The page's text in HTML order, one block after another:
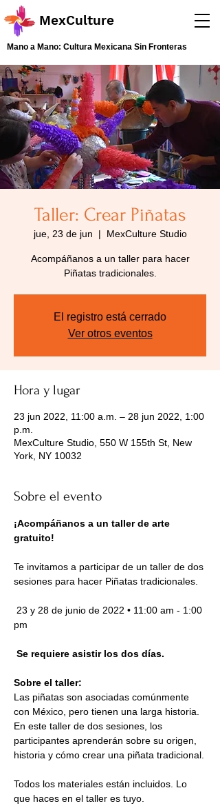
MexCulture
Mano a Mano: Cultura Mexicana Sin Fronteras
Taller: Crear Piñatas
jue, 23 de jun
  |
MexCulture Studio
Acompáñanos a un taller para hacer
Piñatas tradicionales.
El registro está cerrado
Ver otros eventos
Hora y lugar
23 jun 2022, 11:00 a.m. – 28 jun 2022, 1:00
p.m.
MexCulture Studio, 550 W 155th St, New
York, NY 10032
Sobre el evento
¡Acompáñanos a un taller de arte
gratuito!
Te invitamos a participar de un taller de dos
sesiones para hacer Piñatas tradicionales.
pm
Se requiere asistir los dos días.
Sobre el taller:
Las piñatas son asociadas comúnmente
con México, pero tienen una larga historia.
En este taller de dos sesiones, los
participantes aprenderán sobre su origen,
historia y cómo crear una piñata tradicional.
Todos los materiales están incluidos. Lo
que haces en el taller es tuyo.